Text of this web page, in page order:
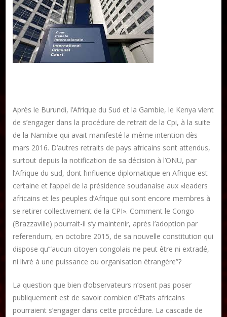
Formation en Édition Numérique
Les ateliers d’écriture littéraire
Mame Hulo
AUTEURS
DON
Après le Burundi, l’Afrique du Sud et la Gambie, le Kenya vient
de s’engager dans la procédure de retrait de la Cpi, à la suite
de la Namibie qui avait manifesté la même intention dès
mars 2016. D’autres retraits de pays africains sont attendus,
surtout depuis la notification de sa décision à l’ONU, par
l’Afrique du sud, dont l’influence diplomatique en Afrique est
certaine et l’appel de la présidence soudanaise aux «leaders
africains et les peuples d’Afrique qui sont encore membres à
se retirer collectivement de la CPI». Comment le Congo
(Brazzaville) pourrait-il s’y maintenir, après l’adoption par
referendum, en octobre 2015, de sa nouvelle constitution qui
dispose qu’“aucun citoyen congolais ne peut être ni extradé,
ni livré à une puissance ou organisation étrangère”?
La question que bien d’observateurs n’osent pas poser
publiquement est de savoir combien d’Etats africains
pourraient s’engager dans cette procédure. La cascade de